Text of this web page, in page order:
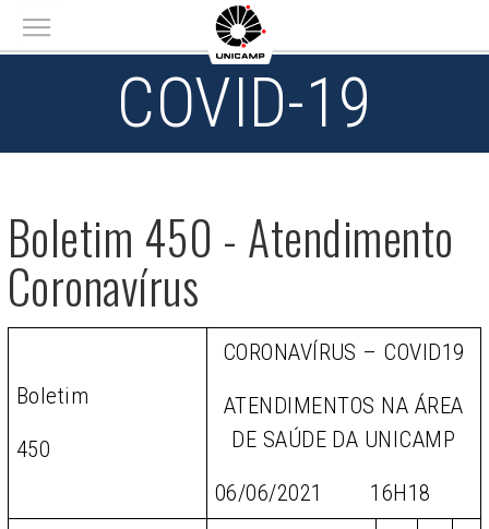
Main menu
COVID-19
Boletim 450 - Atendimento
Coronavírus
Boletim
450
CORONAVÍRUS – COVID19
ATENDIMENTOS NA ÁREA
DE SAÚDE DA UNICAMP
06/06/2021 16H18